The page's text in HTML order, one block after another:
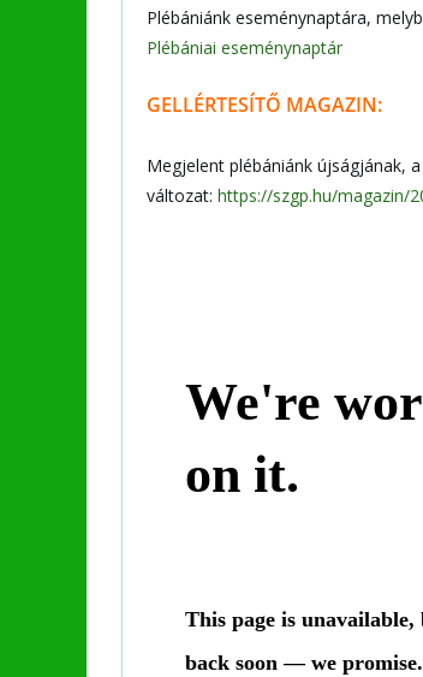
Plébániánk eseménynaptára,
Plébániai eseménynaptár
GELLÉRTESÍTŐ MAGAZIN:
Megjelent plébániánk újságjának,
változat: https://szgp.hu/magazin/